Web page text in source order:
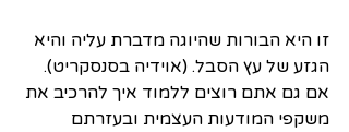
זו היא הבורות שהיוגה מדברת עליה והיא
הגזע של עץ הסבל. (אוידיה בסנסקריט).
אם גם אתם רוצים ללמוד איך להרכיב את
משקפי המודעות העצמית ובעזרתם